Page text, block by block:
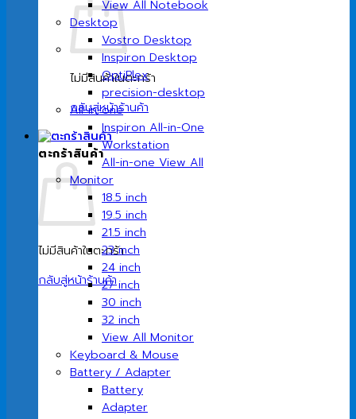
ไม่มีสินค้าในตะกร้า
กลับสู่หน้าร้านค้า
ตะกร้าสินค้า
ไม่มีสินค้าในตะกร้า
กลับสู่หน้าร้านค้า
View All Notebook
Desktop
Vostro Desktop
Inspiron Desktop
OptiPlex
precision-desktop
All-in-one
Inspiron All-in-One
Workstation
All-in-one View All
Monitor
18.5 inch
19.5 inch
21.5 inch
23 inch
24 inch
27 inch
30 inch
32 inch
View All Monitor
Keyboard & Mouse
Battery / Adapter
Battery
Adapter